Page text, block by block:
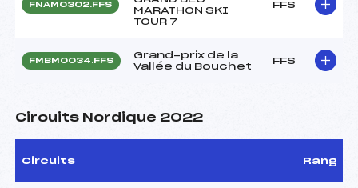
FNAM0302.FFS
MARATHON SKI
TOUR 7
FFS
FMBM0034.FFS
Grand-prix de la
Vallée du Bouchet
FFS
Circuits Nordique 2022
Circuits Rang